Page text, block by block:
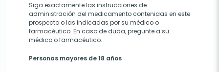
Siga exactamente las instrucciones de
administración del medicamento contenidas en este
prospecto o las indicadas por su médico o
farmacéutico. En caso de duda, pregunte a su
médico o farmacéutico.
Personas mayores de 18 años